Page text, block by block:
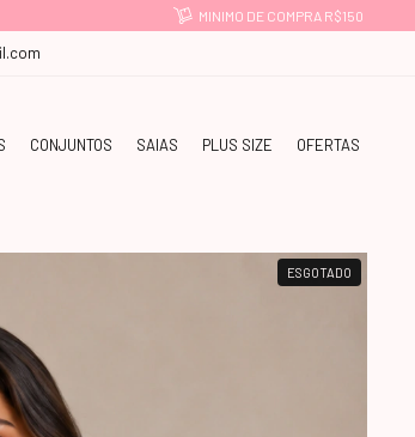
MINIMO DE COMPRA R$150
CONJUNTOS SAIAS PLUS SIZE OFERTAS
ESGOTADO